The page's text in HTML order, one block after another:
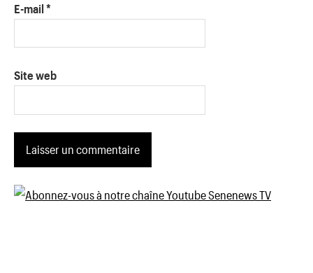
E-mail *
Site web